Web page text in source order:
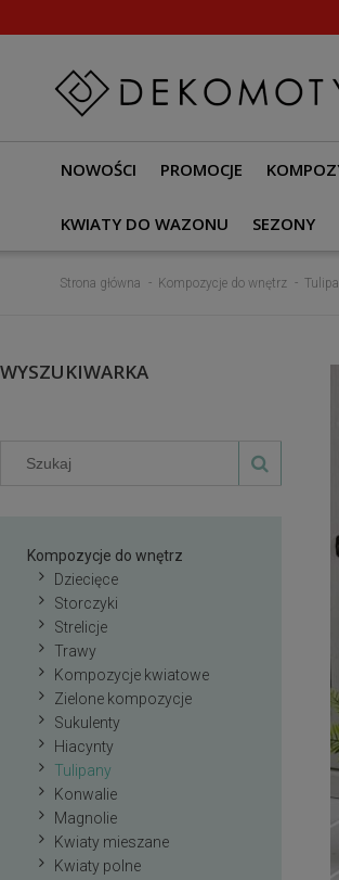
NOWOŚCI PROMOCJE
KWIATY DO WAZONU SEZONY
Strona główna Kompozycje do wnętrz
WYSZUKIWARKA
Kompozycje do wnętrz
Dziecięce
Storczyki
Strelicje
Trawy
Kompozycje kwiatowe
Zielone kompozycje
Sukulenty
Hiacynty
Tulipany
Konwalie
Magnolie
Kwiaty mieszane
Kwiaty polne